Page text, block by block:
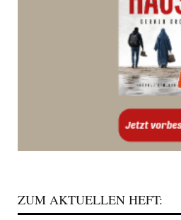
ZUM AKTUELLEN HEFT: